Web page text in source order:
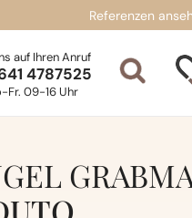
Referenzen
auf Ihren Anruf
4787525
Fr. 09-16 Uhr